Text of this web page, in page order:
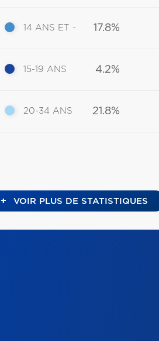
14 ANS ET - 17.8%
15-19 ANS 4.2%
20-34 ANS 21.8%
+ VOIR PLUS DE STATISTIQUES